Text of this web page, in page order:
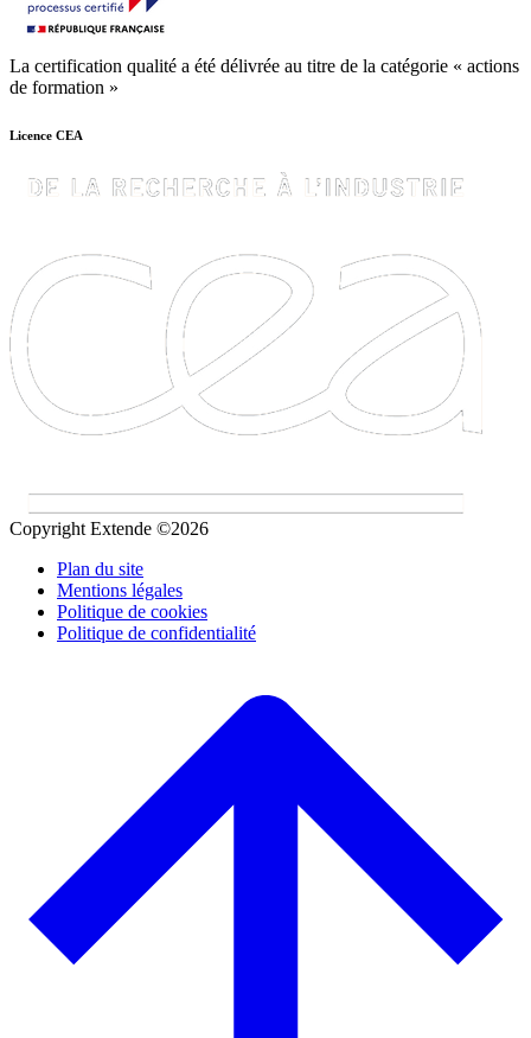
La certification qualité a été délivrée au titre de la catégorie « actions
de formation »
Licence CEA
Copyright Extende ©2026
Plan du site
Mentions légales
Politique de cookies
Politique de confidentialité